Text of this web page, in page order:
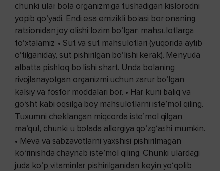
chunki ular bola organizmiga tushadigan kislorodni
yopib qo‘yadi. Endi esa emizikli bolasi bor onaning
ratsionidan joy olishi lozim bo‘lgan mahsulotlarga
to‘xtalamiz: • Sut va sut mahsulotlari (yuqorida aytib
o‘tilganiday, sut pishirilgan bo‘lishi kerak). Menyuda
albatta pishloq bo‘lishi shart. Unda bolaning
rivojlanayotgan organizmi uchun zarur bo‘lgan
kalsiy va fosfor moddalari bor. • Har kuni baliq va
go‘sht kabi oqsilga boy mahsulotlarni iste’mol qiling.
Tuxumni cheklangan miqdorda iste’mol qilgan
ma’qul, chunki u bolada allergiya qo‘zg‘ashi mumkin.
• Meva va sabzavotlarni yaxshisi pishirilmagan
ko‘rinishda chaynab iste’mol qiling. Chunki ulardagi
juda ko‘p vitaminlar pishirilganidan keyin yo‘qolib